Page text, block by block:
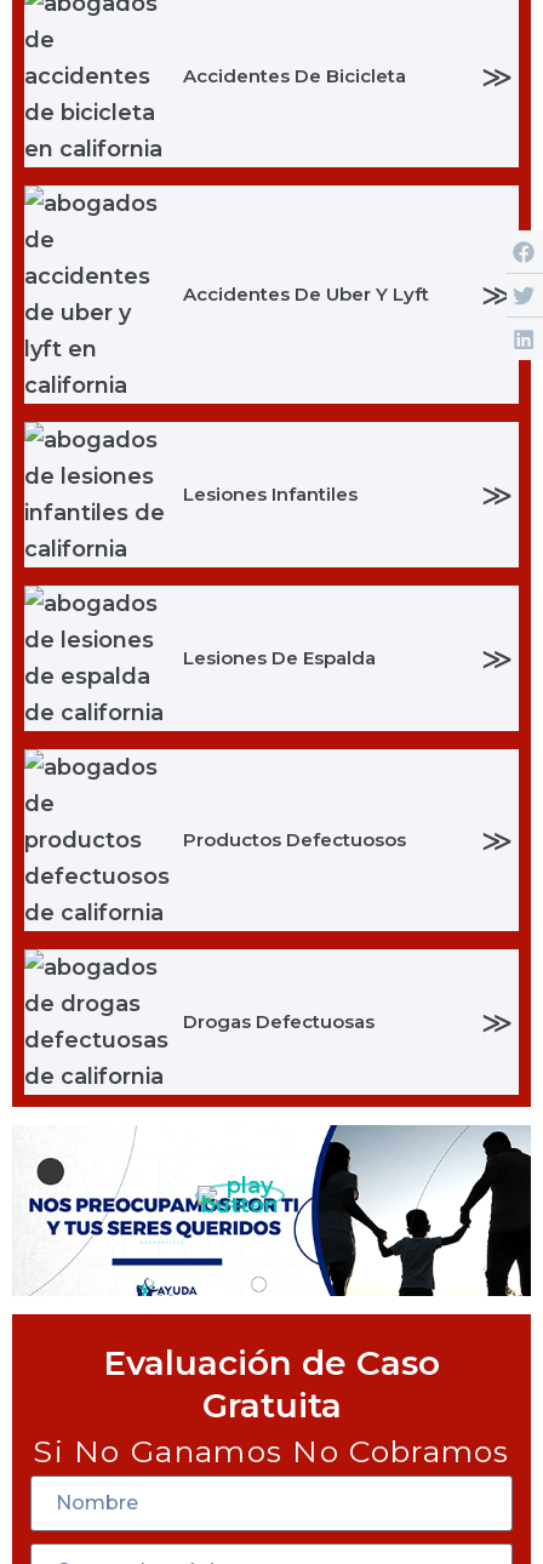
Accidentes De Bicicleta ≫
Accidentes De Uber Y Lyft ≫
Lesiones Infantiles ≫
Lesiones De Espalda ≫
Productos Defectuosos ≫
Drogas Defectuosas ≫
Evaluación de Caso
Gratuita
Si No Ganamos No Cobramos